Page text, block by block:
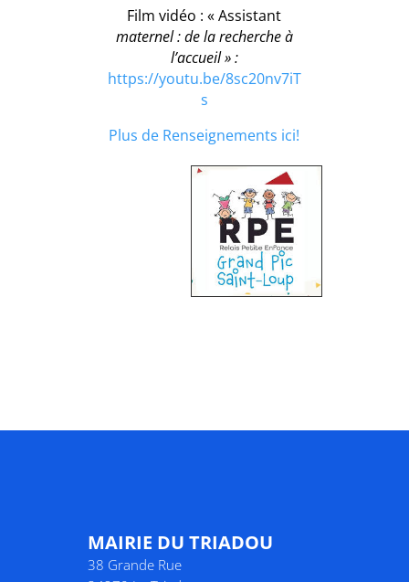
Film vidéo : « Assistant
maternel : de la recherche à
l’accueil » :
https://youtu.be/8sc20nv7iT
s
Plus de Renseignements ici!
MAIRIE DU TRIADOU
38 Grande Rue